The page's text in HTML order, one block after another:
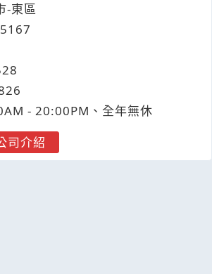
-東區
- 20:00PM、全年無休
司介紹